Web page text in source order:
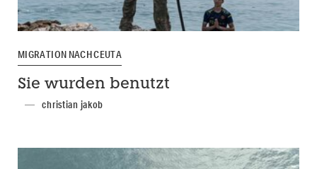
MIGRATION NACH CEUTA
Sie wurden benutzt
christian jakob